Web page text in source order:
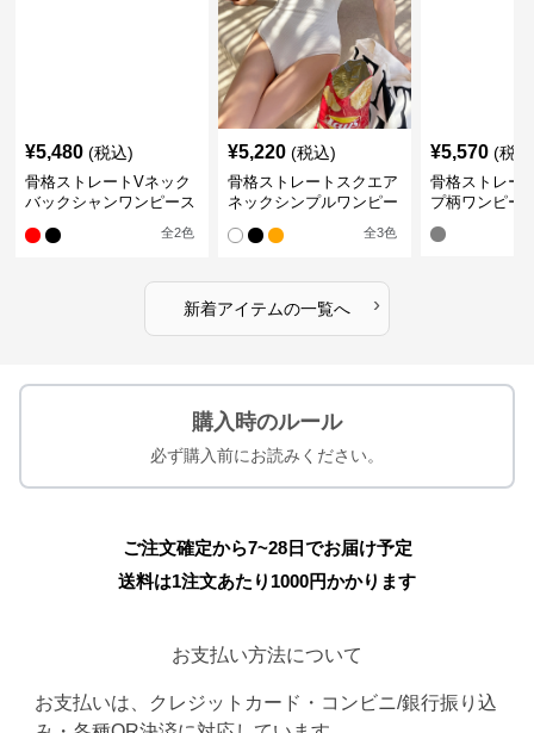
¥5,480 (税込)
骨格ストレートVネック
バックシャンワンピース
全2色
¥5,220 (税込)
骨格ストレートスクエア
ネックシンプルワンピー
全3色
¥5,570 (税
骨格ストレー
プ柄ワンピー
新着アイテムの一覧へ ›
購入時のルール
必ず購入前にお読みください。
ご注文確定から7~28日でお届け予定
送料は1注文あたり 1000円かかります
お支払い方法について
お支払いは、クレジットカード・コンビニ/銀行振り込